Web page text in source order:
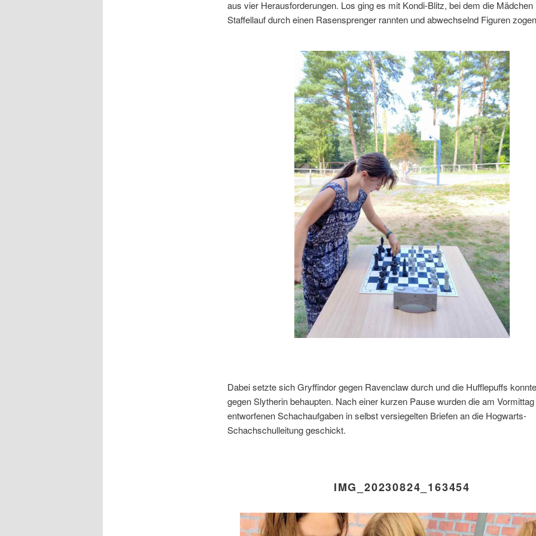
aus vier Herausforderungen. Los ging es mit Kondi-Blitz, bei dem die Mädchen
Staffellauf durch einen Rasensprenger rannten und abwechselnd Figuren
Dabei setzte sich Gryffindor gegen Ravenclaw durch und die Hufflepuffs
gegen Slytherin behaupten. Nach einer kurzen Pause wurden die am Vormittag
entworfenen Schachaufgaben in selbst versiegelten Briefen an die Hogwarts-
Schachschulleitung geschickt.
IMG_20230824_163454